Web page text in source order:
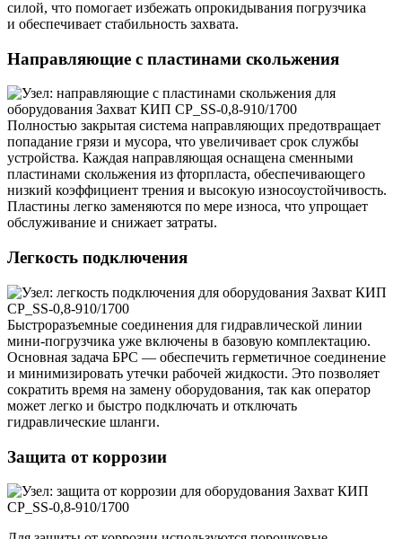
силой, что помогает избежать опрокидывания погрузчика
и обеспечивает стабильность захвата.
Направляющие с пластинами скольжения
Полностью закрытая система направляющих предотвращает
попадание грязи и мусора, что увеличивает срок службы
устройства. Каждая направляющая оснащена сменными
пластинами скольжения из фторпласта, обеспечивающего
низкий коэффициент трения и высокую износоустойчивость.
Пластины легко заменяются по мере износа, что упрощает
обслуживание и снижает затраты.
Легкость подключения
Быстроразъемные соединения для гидравлической линии
мини-погрузчика уже включены в базовую комплектацию.
Основная задача БРС — обеспечить герметичное соединение
и минимизировать утечки рабочей жидкости. Это позволяет
сократить время на замену оборудования, так как оператор
может легко и быстро подключать и отключать
гидравлические шланги.
Защита от коррозии